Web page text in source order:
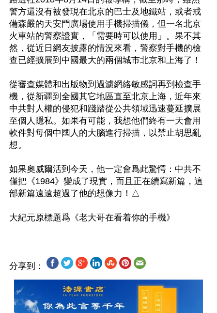
警方還沒有被發現在北京的巴士及地鐵站，或者戒
備森嚴的天安門廣場使用手機掃描儀，但一名北京
火車站的警察證實，「需要時可以使用」。果不其
然，從近日網友披露的情況來看，警察對手機的檢
查已經擴展到中國最大的兩個城市北京和上海了！
從審查媒體和出版物到過濾網絡敏感詞再到檢查手
機，從新疆到全國其它地區直至北京上海，近年來
中共對人權的侵犯和踐踏從公共領域迅速蔓延擴展
至個人隱私。如果有可能，我想他們終有一天會用
軟件對每個中國人的大腦進行掃描，以禁止胡思亂
想。
如果奧威爾活到今天，他一定會爲此驚愕：中共不
僅把《1984》變成了現實，而且正在續寫新篇，這
部新篇遠遠超過了他的想像力！△
分享到：